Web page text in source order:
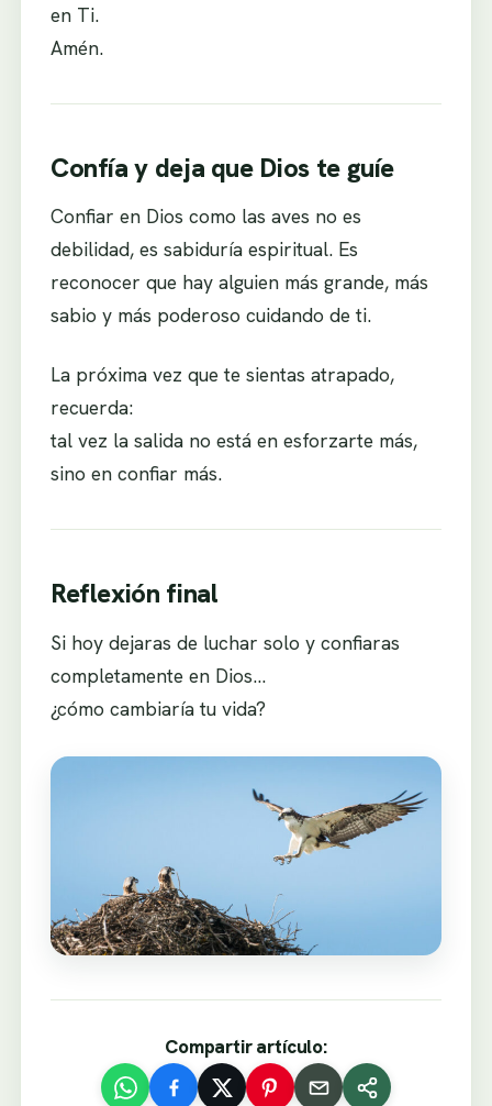
en Ti.
Amén.
Confía y deja que Dios te guíe
Confiar en Dios como las aves no es
debilidad, es sabiduría espiritual. Es
reconocer que hay alguien más grande, más
sabio y más poderoso cuidando de ti.
La próxima vez que te sientas atrapado,
recuerda:
tal vez la salida no está en esforzarte más,
sino en confiar más.
Reflexión final
Si hoy dejaras de luchar solo y confiaras
completamente en Dios…
¿cómo cambiaría tu vida?
Compartir artículo: